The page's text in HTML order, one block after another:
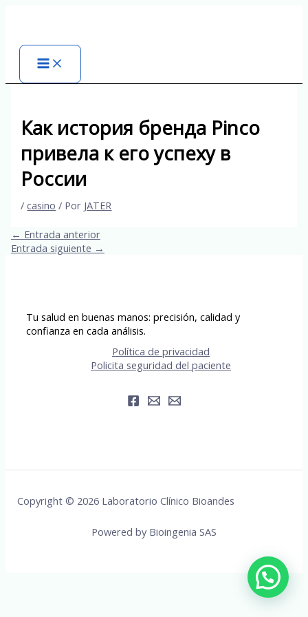
Как история бренда Pinco
привела к его успеху в
России
/casino / Por JATER
← Entrada anterior
Entrada siguiente →
Tu salud en buenas manos: precisión, calidad y
confianza en cada análisis.
Política de privacidad
Policita seguridad del paciente
Copyright © 2026 Laboratorio Clínico Bioandes
Powered by Bioingenia SAS